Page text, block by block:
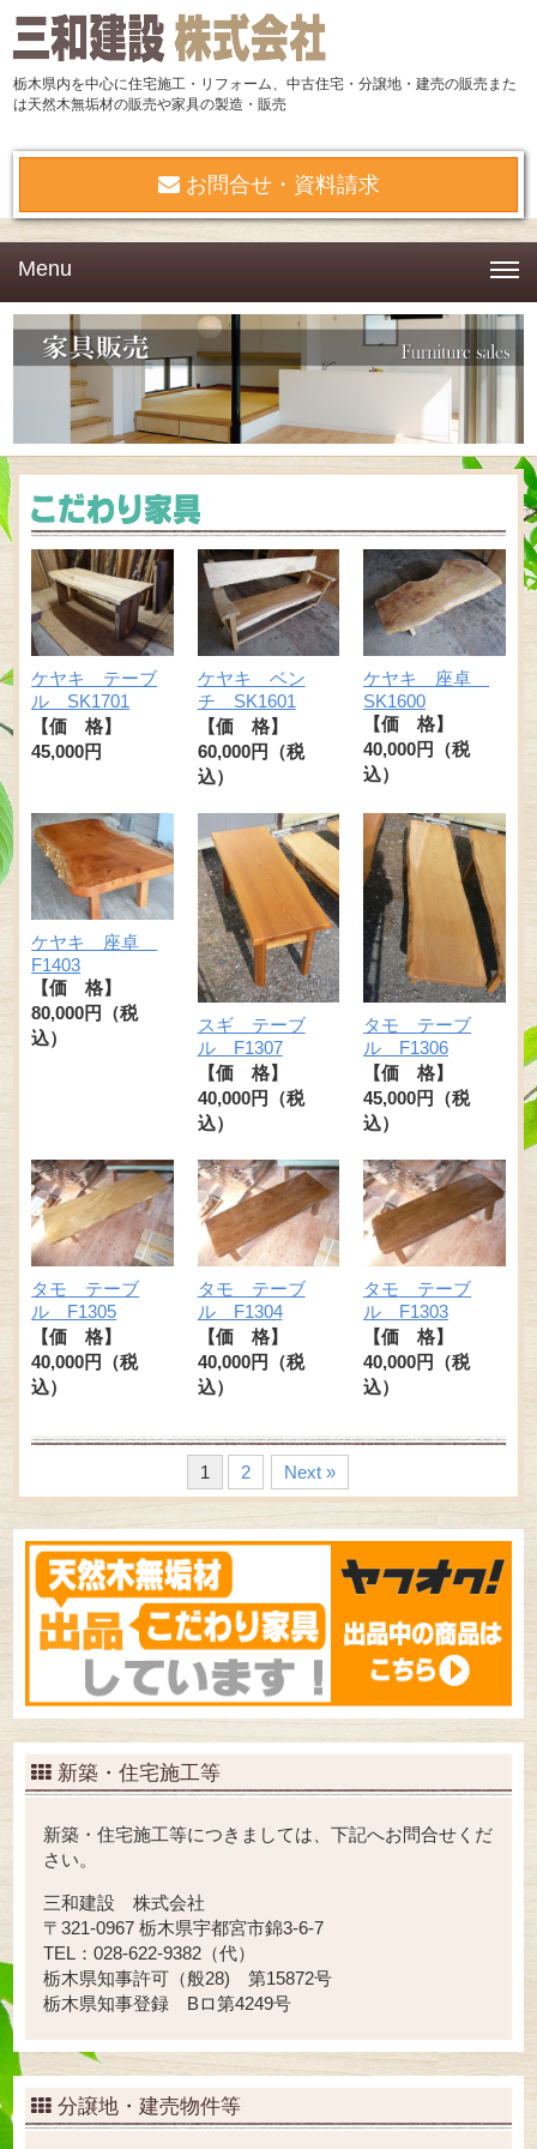
栃木県内を中心に住宅施工・リフォーム、中古住宅・分譲地・建売の販売また
は天然木無垢材の販売や家具の製造・販売
お問合せ・資料請求
Menu
ケヤキ テーブ
ル SK1701
【価 格】
45,000円
ケヤキ ベン
チ SK1601
【価 格】
60,000円（税
込）
ケヤキ 座卓
SK1600
【価 格】
40,000円（税
込）
ケヤキ 座卓
F1403
【価 格】
80,000円（税
込）
スギ テーブ
ル F1307
【価 格】
40,000円（税
込）
タモ テーブ
ル F1306
【価 格】
45,000円（税
込）
タモ テーブ
ル F1305
【価 格】
40,000円（税
込）
タモ テーブ
ル F1304
【価 格】
40,000円（税
込）
タモ テーブ
ル F1303
【価 格】
40,000円（税
込）
1 2 Next »
新築・住宅施工等
新築・住宅施工等につきましては、下記へお問合せくだ
さい。
三和建設 株式会社
〒321-0967 栃木県宇都宮市錦3-6-7
TEL：028-622-9382（代）
栃木県知事許可（般28) 第15872号
栃木県知事登録 Bロ第4249号
分譲地・建売物件等